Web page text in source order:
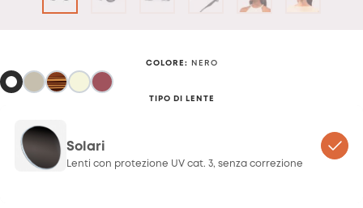
COLORE : NERO
TIPO DI LENTE
Solari
Lenti con protezione UV cat. 3, senza correzione